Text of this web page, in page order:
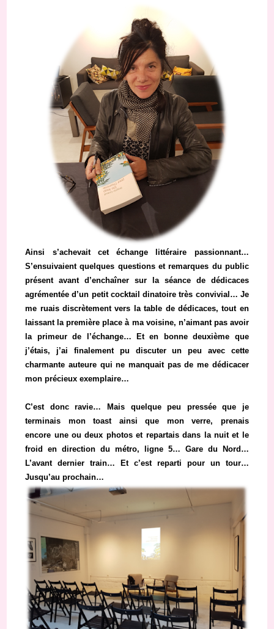
Ainsi s’achevait cet échange littéraire passionnant…
S’ensuivaient quelques questions et remarques du public
présent avant d’enchaîner sur la séance de dédicaces
agrémentée d’un petit cocktail dinatoire très convivial… Je
me ruais discrètement vers la table de dédicaces, tout en
laissant la première place à ma voisine, n’aimant pas avoir
la primeur de l’échange… Et en bonne deuxième que
j’étais, j’ai finalement pu discuter un peu avec cette
charmante auteure qui ne manquait pas de me dédicacer
mon précieux exemplaire…
C’est donc ravie… Mais quelque peu pressée que je
terminais mon toast ainsi que mon verre, prenais
encore une ou deux photos et repartais dans la nuit et le
froid en direction du métro, ligne 5… Gare du Nord…
L’avant dernier train… Et c’est reparti pour un tour…
Jusqu’au prochain…